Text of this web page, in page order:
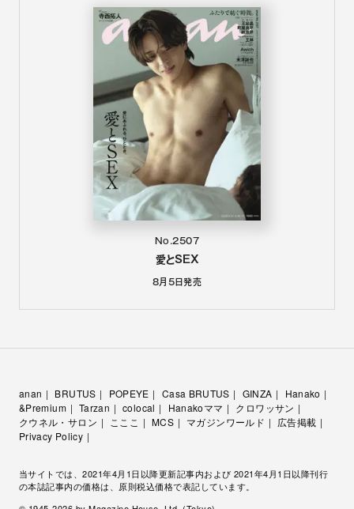
No.2507
愛とSEX
8月5日発売
anan BRUTUS POPEYE Casa BRUTUS GINZA
Hanako
&Premium
Tarzan colocal Hanakoママ
クロワッサン
クウネル・サロン
こここ MCS マガジンワールド
広告掲載
Privacy Policy
当サイトでは、2021年4月1日以降更新記事内および 2021年4月1日以降刊行
の本誌記事内の価格は、原則税込価格で表記しています。